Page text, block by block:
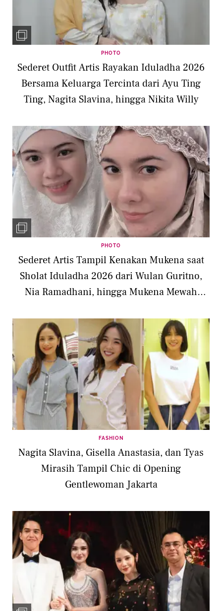
PHOTO
Sederet Outfit Artis Rayakan Iduladha 2026
Bersama Keluarga Tercinta dari Ayu Ting
Ting, Nagita Slavina, hingga Nikita Willy
PHOTO
Sederet Artis Tampil Kenakan Mukena saat
Sholat Iduladha 2026 dari Wulan Guritno,
Nia Ramadhani, hingga Mukena Mewah
FASHION
Nagita Slavina, Gisella Anastasia, dan Tyas
Mirasih Tampil Chic di Opening
Gentlewoman Jakarta